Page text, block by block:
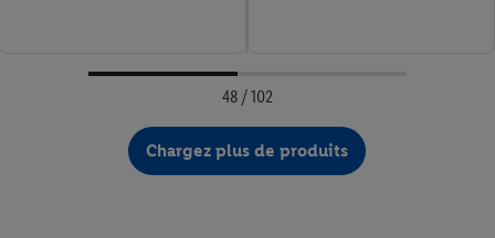
48 / 102
Chargez plus de produits